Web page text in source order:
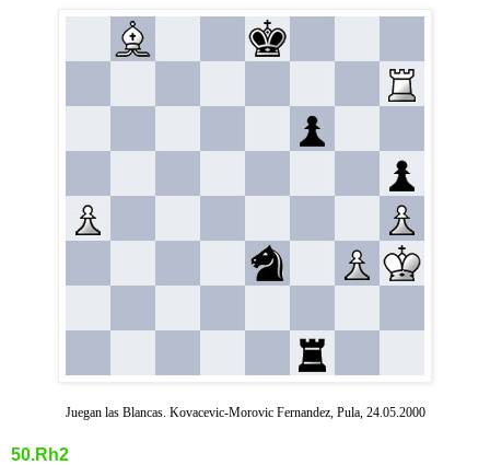
Juegan las Blancas. Kovacevic-Morovic Fernandez, Pula, 24.05.2000
50.Rh2